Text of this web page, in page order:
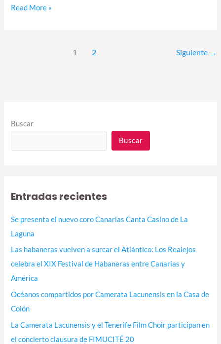
Read More »
1 2 Siguiente →
Buscar
Buscar
Entradas recientes
Se presenta el nuevo coro Canarias Canta Casino de La
Laguna
Las habaneras vuelven a surcar el Atlántico: Los Realejos
celebra el XIX Festival de Habaneras entre Canarias y
América
Océanos compartidos por Camerata Lacunensis en la Casa de
Colón
La Camerata Lacunensis y el Tenerife Film Choir participan en
el concierto clausura de FIMUCITÉ 20